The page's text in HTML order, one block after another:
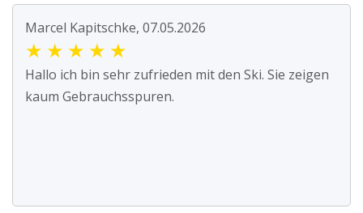
Marcel Kapitschke, 07.05.2026
★ ★ ★ ★ ★
Hallo ich bin sehr zufrieden mit den Ski. Sie zeigen
kaum Gebrauchsspuren.